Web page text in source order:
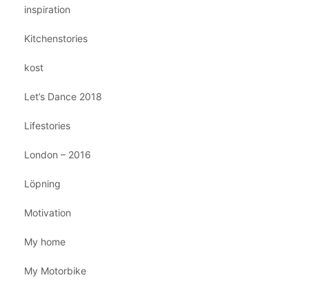
inspiration
Kitchenstories
kost
Let’s Dance 2018
Lifestories
London – 2016
Löpning
Motivation
My home
My Motorbike